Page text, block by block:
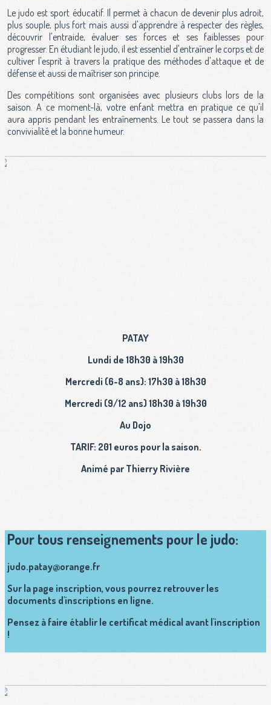
Le judo est sport éducatif. Il permet à chacun de devenir plus adroit,
plus souple, plus fort mais aussi d'apprendre à respecter des règles,
découvrir l'entraide, évaluer ses forces et ses faiblesses pour
progresser. En étudiant le judo, il est essentiel d'entraîner le corps et de
cultiver l'esprit à travers la pratique des méthodes d'attaque et de
défense et aussi de maîtriser son principe.
Des compétitions sont organisées avec plusieurs clubs lors de la
saison. A ce moment-là, votre enfant mettra en pratique ce qu'il
aura appris pendant les entraînements. Le tout se passera dans la
convivialité et la bonne humeur.
PATAY
Lundi de 18h30 à 19h30
Mercredi (6-8 ans): 17h30 à 18h30
Mercredi (9/12 ans) 18h30 à 19h30
Au Dojo
TARIF: 201 euros pour la saison.
Animé par Thierry Rivière
Pour tous renseignements pour le judo:
judo.patay@orange.fr
Sur la page inscription, vous pourrez retrouver les
documents d'inscriptions en ligne.
Pensez à faire établir le certificat médical avant l'inscription
!